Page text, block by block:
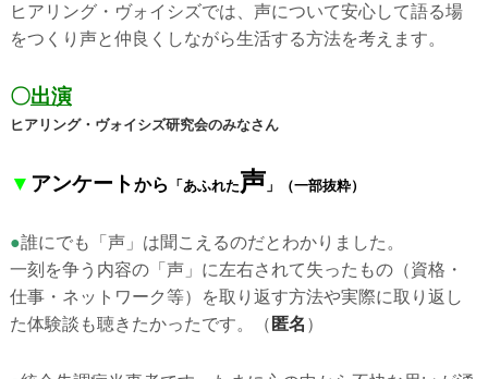
ヒアリング・ヴォイシズでは、声について安心して語る場
をつくり声と仲良くしながら生活する方法を考えます。
〇出演
ヒアリング・ヴォイシズ研究会のみなさん
▼ アンケートから 「あふれた声 」 （一部抜粋）
●誰にでも「声」は聞こえるのだとわかりました。
一刻を争う内容の「声」に左右されて失ったもの（資格・
仕事・ネットワーク等）を取り返す方法や実際に取り返し
た体験談も聴きたかったです。
（ 匿名 ）